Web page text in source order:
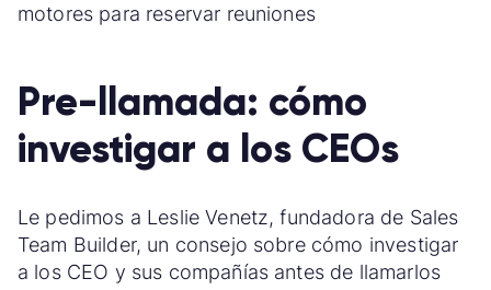
motores para reservar reuniones
Pre-llamada: cómo
investigar a los CEOs
Le pedimos a Leslie Venetz, fundadora de Sales
Team Builder, un consejo sobre cómo investigar
a los CEO y sus compañías antes de llamarlos